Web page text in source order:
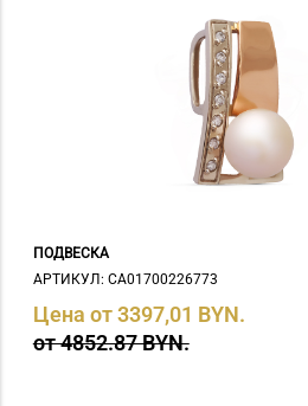
ПОДВЕСКА
АРТИКУЛ: СA01700226773
Цена от 3397,01 BYN.
от 4852.87 BYN.